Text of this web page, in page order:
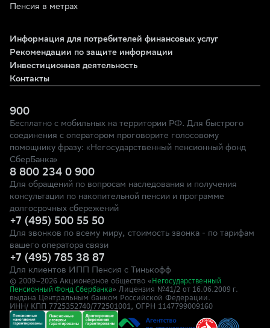
Пенсия в метрах
Информация для потребителей финансовых услуг
Рекомендации по защите информации
Инвестиционная деятельность
Контакты
900
Бесплатно с мобильных на территории РФ. Для быстрого
соединения с оператором проговорите голосовому
помощнику фразу: «Негосударственный пенсионный фонд
СберБанка»
8 800 234 0 900
Для обращений по вопросам наследования и получения
консультации по накопительной пенсии и программе
долгосрочных сбережений
+7 (495) 500 55 50
Для звонков по всему миру, стоимость звонка - по тарифам
вашего оператора связи
+7 (495) 785 38 87
Для клиентов ИПП Пенсия с Тинькофф
© 2009–2026 Акционерное общество « Негосударственный
Пенсионный Фонд Сбербанка» Лицензия №41/2 от 16.06.2009 г.
выдана Центральным банком Российской Федерации.
ИНН/ КПП 7725352740/772501001, ОГРН 1147799009160